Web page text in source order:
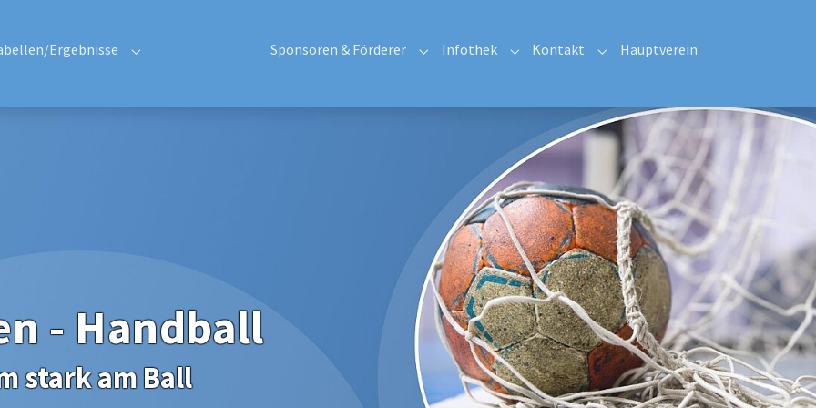
for "Teams"
Ergebnisse Submenu for "Tabellen/Ergebnisse"
Sponsoren & Förderer Submenu for "Sponsoren & Förderer"
Infothek Submenu for "Infothek"
Kontakt Submenu for "Kontakt"
Hauptverein
- Handball
stark am Ball